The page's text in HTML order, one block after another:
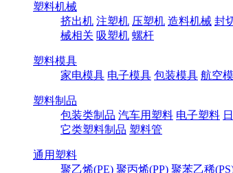
塑料机械
挤出机 注塑机 压塑机 造料机械 封
械相关 吸塑机 螺杆
塑料模具
家电模具 电子模具 包装模具 航空
塑料制品
包装类制品 汽车用塑料 电子塑料
它类塑料制品 塑料管
通用塑料
聚乙烯(PE) 聚丙烯(PP) 聚苯乙稀